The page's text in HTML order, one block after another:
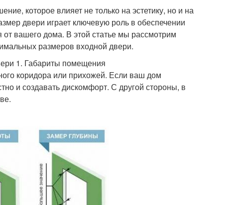
которое влияет не только на эстетику, но и на
двери играет ключевую роль в обеспечении
от вашего дома. В этой статье мы рассмотрим
размеров входной двери.
1. Габариты помещения
коридора или прихожей. Если ваш дом
и создавать дискомфорт. С другой стороны, в